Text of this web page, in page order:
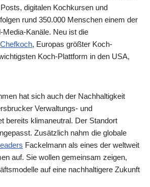
digitalen Kochkursen und
rund 350.000 Menschen einem der
Kanäle. Neu ist die
Chefkoch, Europas größter Koch-
Koch-Plattform in den USA,
hat sich auch der Nachhaltigkeit
Verwaltungs- und
bereits klimaneutral. Der Standort
Zusätzlich nahm die globale
Fackelmann als eines der weltweit
auf. Sie wollen gemeinsam zeigen,
auf eine nachhaltigere Zukunft